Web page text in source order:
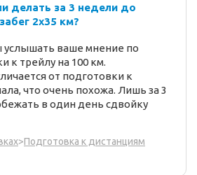
делать за 3 недели до
2х35 км?
услышать ваше мнение по
к трейлу на 100 км.
от подготовки к
что очень похожа. Лишь за 3
в один день сдвойку
>Подготовка к дистанциям